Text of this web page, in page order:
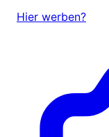
Hier werben?